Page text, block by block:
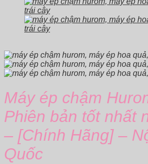
Máy ép chậm
Phiên bản tốt nhất
– [Chính Hãng] –
Quốc